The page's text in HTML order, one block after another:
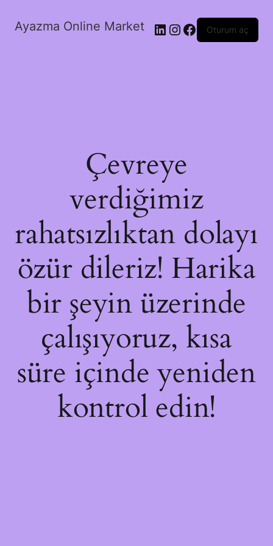
Ayazma Online Market LinkedIn
Instagram
Facebook
Oturum aç
Çevreye
verdiğimiz
rahatsızlıktan dolayı
özür dileriz! Harika
bir şeyin üzerinde
çalışıyoruz, kısa
süre içinde yeniden
kontrol edin!